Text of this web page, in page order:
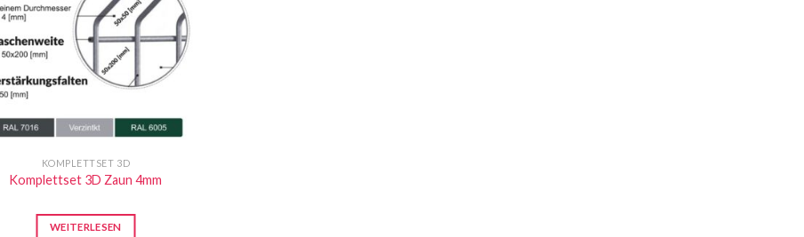
KOMPLETTSET 3D
Komplettset 3D Zaun 4mm
WEITERLESEN